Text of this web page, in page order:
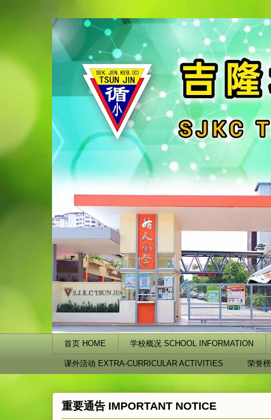
首页 HOME 学校概况 SCHOOL INFORMATION
课外活动 EXTRA-CURRICULAR ACTIVITIES 荣誉
重要通告 IMPORTANT NOTICE